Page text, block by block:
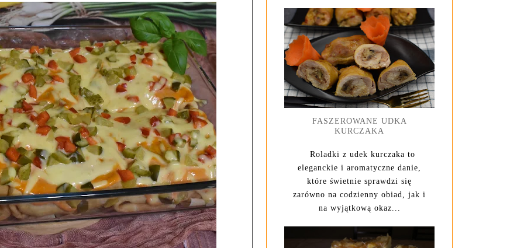
FASZEROWANE UDKA
KURCZAKA
Roladki z udek kurczaka to
eleganckie i aromatyczne danie,
które świetnie sprawdzi się
zarówno na codzienny obiad, jak i
na wyjątkową okaz...